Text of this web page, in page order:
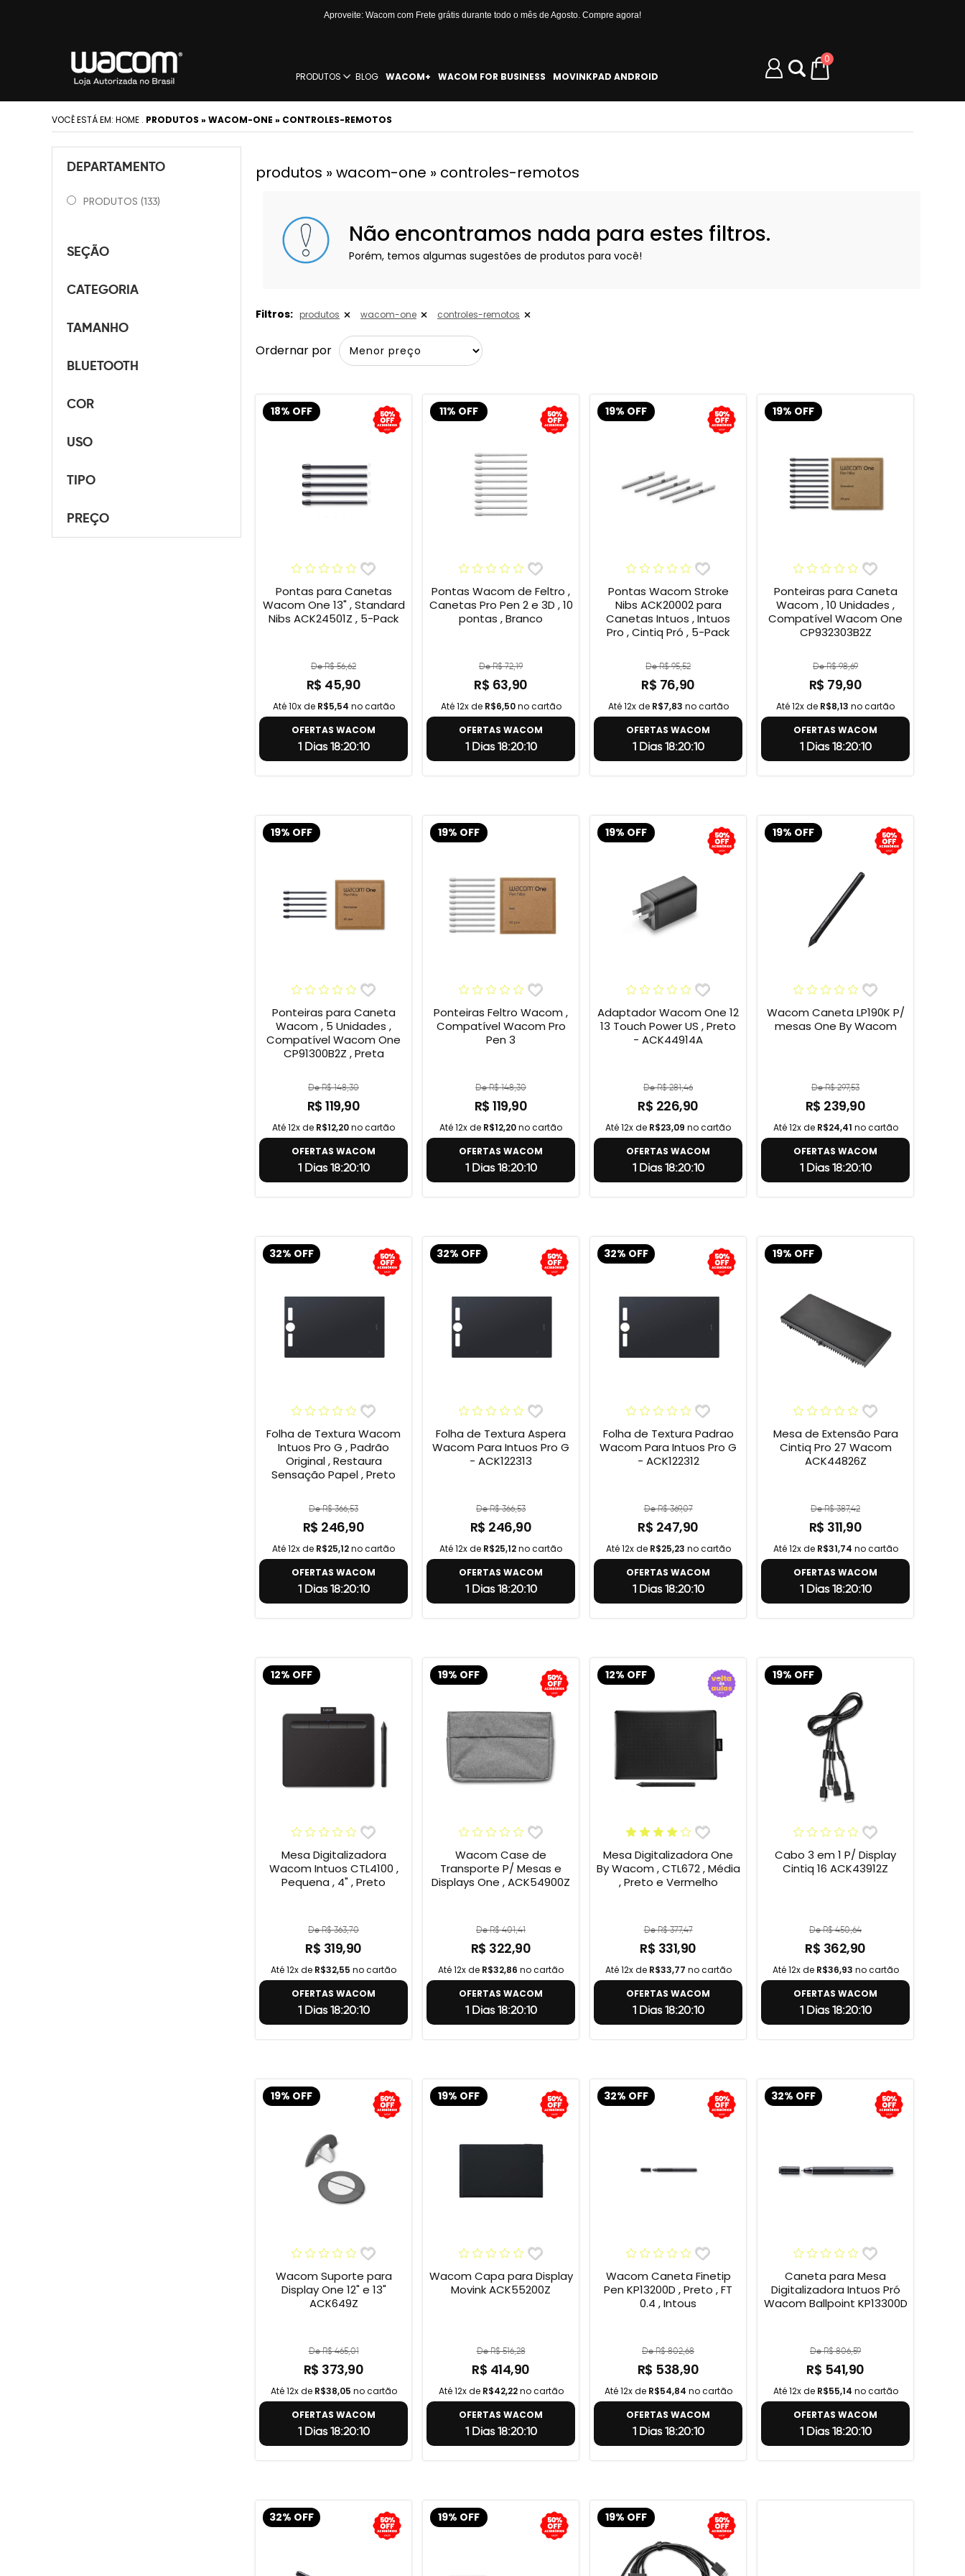
Aproveite: Wacom com Frete grátis durante todo o mês de Agosto. Compre agora!
PRODUTOS BLOG WACOM+ WACOM FOR BUSINESS MOVINKPAD ANDROID
0
VOCÊ ESTÁ EM: HOME . PRODUTOS » WACOM-ONE » CONTROLES-REMOTOS
DEPARTAMENTO
PRODUTOS (133)
SEÇÃO
CATEGORIA
TAMANHO
BLUETOOTH
COR
USO
TIPO
PREÇO
produtos » wacom-one » controles-remotos
Não encontramos nada para estes filtros.
Porém, temos algumas sugestões de produtos para você!
Filtros: produtos wacom-one controles-remotos
Ordernar por
18% OFF
Pontas para Canetas
Wacom One 13" , Standard
Nibs ACK24501Z , 5-Pack
De R$ 56,62
R$ 45,90
Até 10x de R$5,54 no cartão
OFERTAS WACOM
1 Dias 18:20:9
11% OFF
Pontas Wacom de Feltro ,
Canetas Pro Pen 2 e 3D , 10
pontas , Branco
De R$ 72,19
R$ 63,90
Até 12x de R$6,50no cartão
OFERTAS WACOM
1 Dias 18:20:9
19% OFF
Pontas Wacom Stroke
Nibs ACK20002 para
Canetas Intuos , Intuos
Pro , Cintiq Pró , 5-Pack
De R$ 95,52
R$ 76,90
Até 12x de R$7,83 no cartão
OFERTAS WACOM
1 Dias 18:20:9
19% OFF
Ponteiras para Caneta
Wacom , 10 Unidades ,
Compatível Wacom One
CP932303B2Z
De R$ 98,69
R$ 79,90
Até 12x de R$8,13 no cartão
OFERTAS WACOM
1 Dias 18:20:9
19% OFF
Ponteiras para Caneta
Wacom , 5 Unidades ,
Compatível Wacom One
CP91300B2Z , Preta
De R$ 148,30
R$ 119,90
Até 12x de R$12,20no cartão
OFERTAS WACOM
1 Dias 18:20:9
19% OFF
Ponteiras Feltro Wacom ,
Compatível Wacom Pro
Pen 3
De R$ 148,30
R$ 119,90
Até 12x de R$12,20no cartão
OFERTAS WACOM
1 Dias 18:20:9
19% OFF
Adaptador Wacom One 12
13 Touch Power US , Preto
- ACK44914A
De R$ 281,46
R$ 226,90
Até 12x de R$23,09 no cartão
OFERTAS WACOM
1 Dias 18:20:9
19% OFF
Wacom Caneta LP190K P/
mesas One By Wacom
De R$ 297,53
R$ 239,90
Até 12x de R$24,41 no cartão
OFERTAS WACOM
1 Dias 18:20:9
32% OFF
Folha de Textura Wacom
Intuos Pro G , Padrão
Original , Restaura
Sensação Papel , Preto
De R$ 366,53
R$ 246,90
Até 12x de R$25,12no cartão
OFERTAS WACOM
1 Dias 18:20:9
32% OFF
Folha de Textura Aspera
Wacom Para Intuos Pro G
- ACK122313
De R$ 366,53
R$ 246,90
Até 12x de R$25,12no cartão
OFERTAS WACOM
1 Dias 18:20:9
32% OFF
Folha de Textura Padrao
Wacom Para Intuos Pro G
- ACK122312
De R$ 369,07
R$ 247,90
Até 12x de R$25,23 no cartão
OFERTAS WACOM
1 Dias 18:20:9
19% OFF
Mesa de Extensão Para
Cintiq Pro 27 Wacom
ACK44826Z
De R$ 387,42
R$ 311,90
Até 12x de R$31,74 no cartão
OFERTAS WACOM
1 Dias 18:20:9
12% OFF
Mesa Digitalizadora
Wacom Intuos CTL4100 ,
Pequena , 4" , Preto
De R$ 363,70
R$ 319,90
Até 12x de R$32,55 no cartão
OFERTAS WACOM
1 Dias 18:20:9
19% OFF
Wacom Case de
Transporte P/ Mesas e
Displays One , ACK54900Z
De R$ 401,41
R$ 322,90
Até 12x de R$32,86 no cartão
OFERTAS WACOM
1 Dias 18:20:9
12% OFF
Mesa Digitalizadora One
By Wacom , CTL672 , Média
, Preto e Vermelho
De R$ 377,47
R$ 331,90
Até 12x de R$33,77 no cartão
OFERTAS WACOM
1 Dias 18:20:9
19% OFF
Cabo 3 em 1 P/ Display
Cintiq 16 ACK43912Z
De R$ 450,64
R$ 362,90
Até 12x de R$36,93 no cartão
OFERTAS WACOM
1 Dias 18:20:9
19% OFF
Wacom Suporte para
Display One 12" e 13"
ACK649Z
De R$ 465,01
R$ 373,90
Até 12x de R$38,05 no cartão
OFERTAS WACOM
1 Dias 18:20:9
19% OFF
Wacom Capa para Display
Movink ACK55200Z
De R$ 516,28
R$ 414,90
Até 12x de R$42,22no cartão
OFERTAS WACOM
1 Dias 18:20:9
32% OFF
Wacom Caneta Finetip
Pen KP13200D , Preto , FT
0.4 , Intous
De R$ 802,68
R$ 538,90
Até 12x de R$54,84 no cartão
OFERTAS WACOM
1 Dias 18:20:9
32% OFF
Caneta para Mesa
Digitalizadora Intuos Pró
Wacom Ballpoint KP13300D
De R$ 806,59
R$ 541,90
Até 12x de R$55,14 no cartão
OFERTAS WACOM
1 Dias 18:20:9
32% OFF 19% OFF 19% OFF